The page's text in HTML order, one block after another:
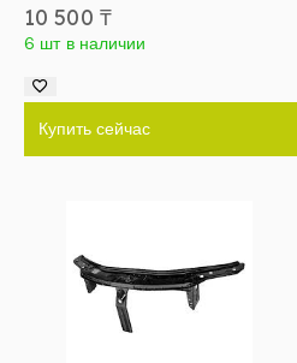
10 500 ₸
6 шт в наличии
Купить сейчас